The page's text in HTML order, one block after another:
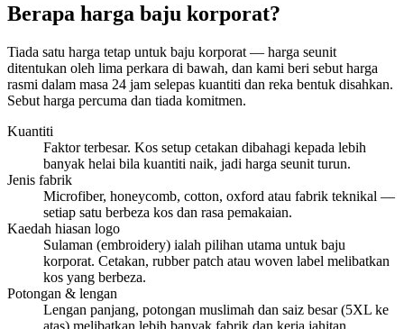
Berapa harga baju korporat?
Tiada satu harga tetap untuk baju korporat — harga seunit
ditentukan oleh lima perkara di bawah, dan kami beri sebut harga
rasmi dalam masa 24 jam selepas kuantiti dan reka bentuk disahkan.
Sebut harga percuma dan tiada komitmen.
Kuantiti
Faktor terbesar. Kos setup cetakan dibahagi kepada lebih
banyak helai bila kuantiti naik, jadi harga seunit turun.
Jenis fabrik
Microfiber, honeycomb, cotton, oxford atau fabrik teknikal —
setiap satu berbeza kos dan rasa pemakaian.
Kaedah hiasan logo
Sulaman (embroidery) ialah pilihan utama untuk baju
korporat. Cetakan, rubber patch atau woven label melibatkan
kos yang berbeza.
Potongan & lengan
Lengan panjang, potongan muslimah dan saiz besar (5XL ke